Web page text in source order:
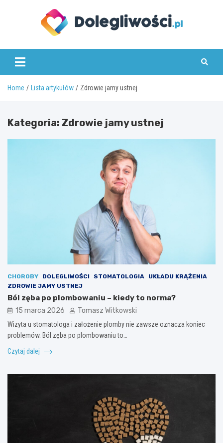
dolegliwosci.pl
Home Lista artykułów Zdrowie jamy ustnej
Kategoria: Zdrowie jamy ustnej
CHOROBY DOLEGLIWOŚCI STOMATOLOGIA
UKŁADU KRĄŻENIA
ZDROWIE JAMY USTNEJ
Ból zęba po plombowaniu – kiedy to norma?
15 marca 2026 Tomasz Witkowski
Wizyta u stomatologa i założenie plomby nie zawsze oznacza koniec
problemów. Ból zęba po plombowaniu to…
Czytaj dalej